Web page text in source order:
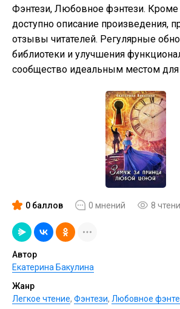
Фэнтези, Любовное фэнтези. Кроме
доступно описание произведения,
отзывы читателей. Регулярные
библиотеки и улучшения
сообщество идеальным местом для
0 баллов 0 мнений 8
Автор
Екатерина Бакулина
Жанр
Легкое чтение, Фэнтези, Любовное